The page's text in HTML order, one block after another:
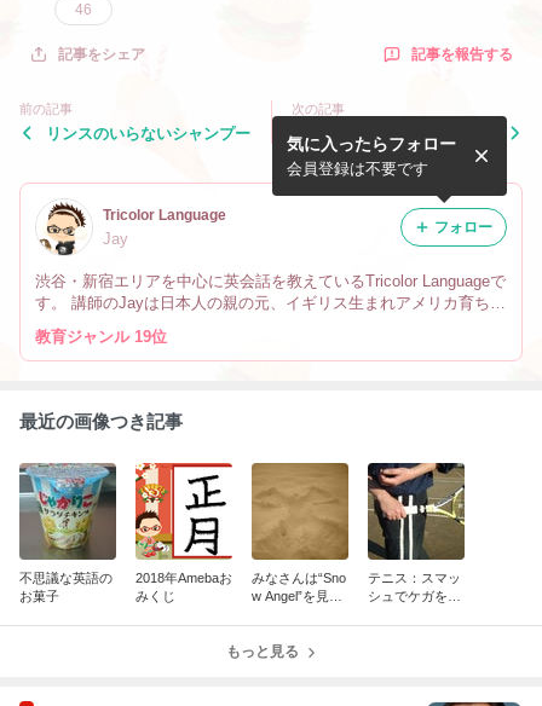
46
記事をシェア 記事を報告する
前の記事
リンスのいらないシャンプー
次の記事
Tricolor Language
Jay
渋谷・新宿エリアを中心に英会話を教えているTricolor Languageで
す。 講師のJayは日本人の親の元、イギリス生まれアメリカ育ちで
す。 なので英会話だけでなく、文化や英語の微妙なニュアンスの
違い、海外生活の事も教えています。
気に入ったらフォロー
会員登録は不要です
フォロー
教育ジャンル 19位
最近の画像つき記事
不思議な英語の
お菓子
2018年Amebaお
みくじ
みなさんは“Sno
w Angel”を見た
テニス：スマッ
シュでケガをし
もっと見る